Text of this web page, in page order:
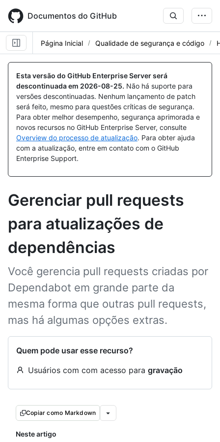
main
content
Documentos do GitHub
Página Inicial Qualidade de segurança e código
Esta versão do GitHub Enterprise Server será
descontinuada em 2026-08-25. Não há suporte para
versões descontinuadas. Nenhum lançamento de patch
será feito, mesmo para questões críticas de segurança.
Para obter melhor desempenho, segurança aprimorada e
novos recursos no GitHub Enterprise Server, consulte
Overview do processo de atualização. Para obter ajuda
com a atualização, entre em contato com o GitHub
Enterprise Support.
Gerenciar pull requests
para atualizações de
dependências
Você gerencia pull requests criadas por
Dependabot em grande parte da
mesma forma que outras pull requests,
mas há algumas opções extras.
Quem pode usar esse recurso?
Usuários com com acesso para gravação
Copiar como Markdown
Neste artigo